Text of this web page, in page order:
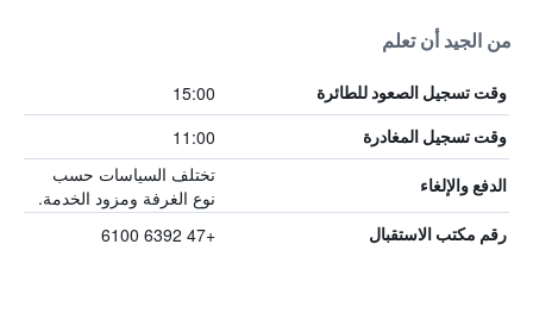
من الجيد أن تعلم
وقت تسجيل الصعود للطائرة 15:00
وقت تسجيل المغادرة 11:00
الدفع والإلغاء
تختلف السياسات حسب
نوع الغرفة ومزود الخدمة.
رقم مكتب الاستقبال +47 6392 6100